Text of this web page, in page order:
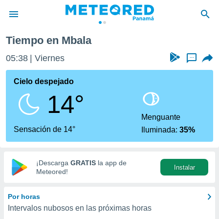
de
ha
calidad.
a este
las
y
digital
basada
Tiempo en Mbala
05:38 Viernes ...
Cielo despejado
14°
Sensación de 14°
Menguante
Iluminada:35%
¡Descarga GRATIS la app de
Meteored!
Instalar
Por horas
Intervalos nubosos en las próximas horas